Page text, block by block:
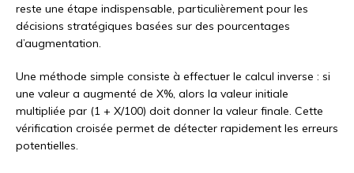
reste une étape indispensable, particulièrement pour les
décisions stratégiques basées sur des pourcentages
d’augmentation.
Une méthode simple consiste à effectuer le calcul inverse : si
une valeur a augmenté de X%, alors la valeur initiale
multipliée par (1 + X/100) doit donner la valeur finale. Cette
vérification croisée permet de détecter rapidement les erreurs
potentielles.